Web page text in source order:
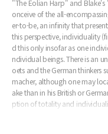
"The Eolian Harp" and Blake's
onceive of the all-
er-to-be, an infinity that
this perspective, individuality
d this only insofar as one
ndividual beings. There is an
oets and the German thinkers
macher, although one may
ake than in his British or
ption of totality and
m, its fascistic potentials